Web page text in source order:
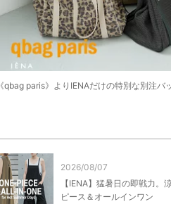
《qbag paris》よりIENAだけの特別な別注バッグが登
2026/08/07
【IENA】猛暑日の即戦力。
ピース＆オールインワン